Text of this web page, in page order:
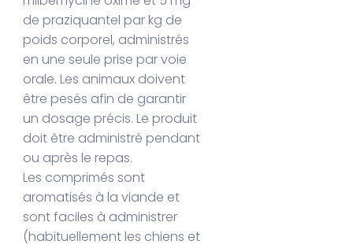
de praziquantel par kg de
poids corporel, administrés
en une seule prise par voie
orale. Les animaux doivent
être pesés afin de garantir
un dosage précis. Le produit
doit être administré pendant
ou après le repas.
Les comprimés sont
aromatisés à la viande et
sont faciles à administrer
(habituellement les chiens et